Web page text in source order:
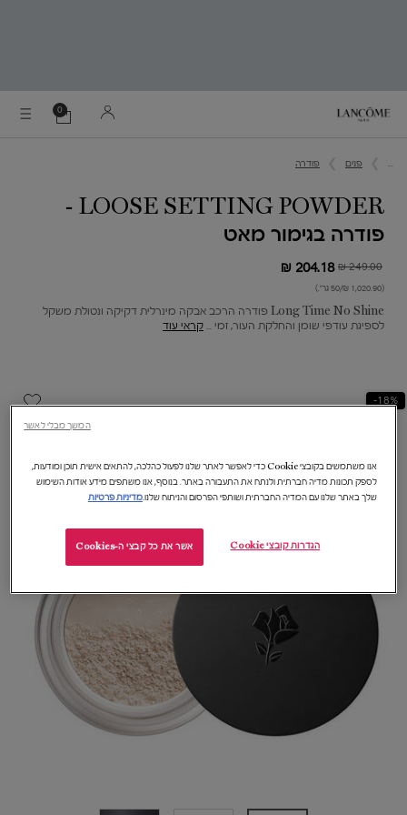
הסל
0
...
פנים פודרה
LOOSE SETTING POWDER -
פודרה בגימור מאט
מחיר קודם
249.00 ₪
מחיר חדש
204.18 ₪
(1,020.90 ₪/50 גר׳.)
Long Time No Shine פודרה הרכב אבקה מינרלית דקיקה ונטולת משקל
לספיגת עודפי שומן והחלקת העור, זמי ... קראי עוד
18%-
אנו משתמשים בקובצי Cookie כדי לאפשר לאתר שלנו לפעול כהלכה, להתאים אישית תוכן ומודעות,
לספק תכונות מדיה חברתית ולנתח את התעבורה באתר. בנוסף, אנו משתפים מידע אודות השימוש
שלך באתר שלנו עם המדיה החברתית ושותפי הפרסום והניתוח שלנו.מדיניות פרטיות
הגדרות קובצי Cookie אשר את כל קבצי ה-Cookies
המשך מבלי לאשר